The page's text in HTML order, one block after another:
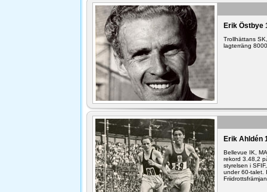
Erik Östbye
Trollhättans
lagterräng
Erik Ahldén
Bellevue IK,
rekord 3.48,2
styrelsen i
under 60-talet.